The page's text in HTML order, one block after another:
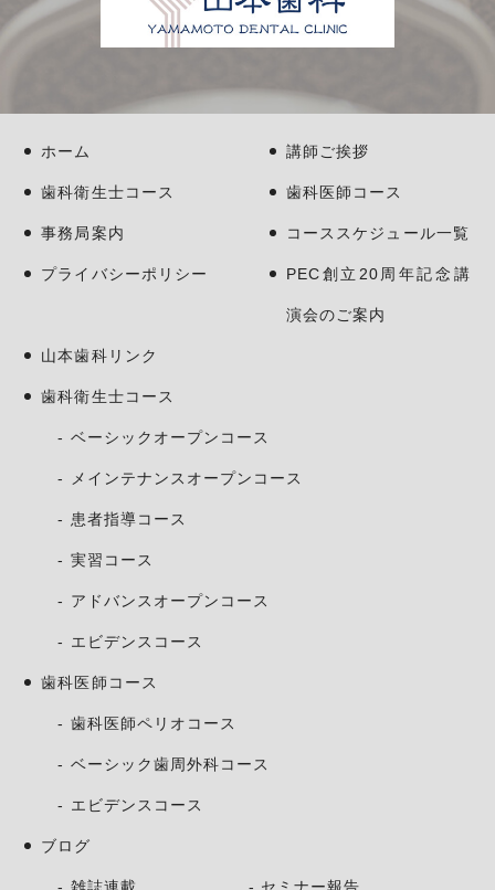
ホーム 講師ご挨拶
歯科衛生士コース 歯科医師コース
事務局案内 コーススケジュール一覧
プライバシーポリシー PEC創立20周年記念講
演会のご案内
山本歯科リンク
歯科衛生士コース
ベーシックオープンコース
メインテナンスオープンコース
患者指導コース
実習コース
アドバンスオープンコース
エビデンスコース
歯科医師コース
歯科医師ペリオコース
ベーシック歯周外科コース
エビデンスコース
ブログ